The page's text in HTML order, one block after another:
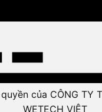
của CÔNG TY
WETECH VIỆT